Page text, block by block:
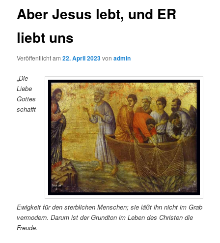
Aber Jesus lebt, und ER
liebt uns
Veröffentlicht am22. April 2023vonadmin
„Die
Liebe
Gottes
schafft
Ewigkeit für den sterblichen Menschen; sie läßt ihn nicht im Grab
vermodern. Darum ist der Grundton im Leben des Christen die
Freude.